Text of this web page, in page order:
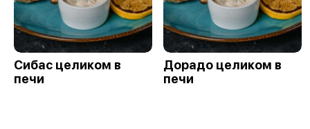
Сибас целиком в
печи
Дорадо целиком в
печи